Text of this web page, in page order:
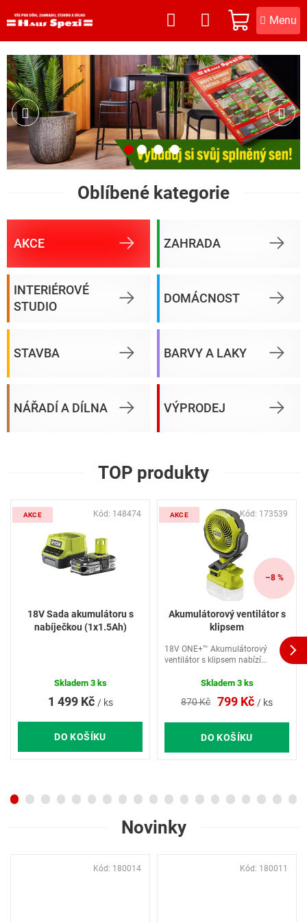
na
NÁKUPNÍ
KOŠÍK
Předchozí
Oblíbené kategorie
AKCE ZAHRADA
INTERIÉROVÉ
STUDIO
DOMÁCNOST
STAVBA BARVY A LAKY
NÁŘADÍ A DÍLNA VÝPRODEJ
TOP produkty
AKCE
18V Sada akumulátoru s
nabíječkou (1x1.5Ah)
1 499 Kč / ks
DO KOŠÍKU
Skladem 3 ks
Kód: 148474 AKCE
–8 %
Akumulátorový ventilátor s
klipsem
870 Kč 799 Kč / ks
DO KOŠÍKU
18V ONE+™ Akumulátorový
ventilátor s klipsem nabízí
Skladem 3 ks
Kód: 173539
Novinky
Kód: 180014 Kód: 180011